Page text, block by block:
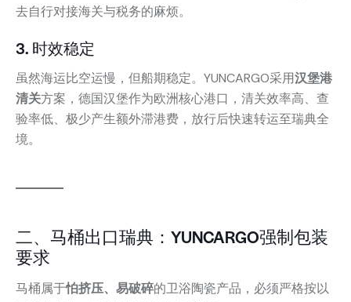
去自行对接海关与税务的麻烦。
3. 时效稳定
虽然海运比空运慢，但船期稳定。YUNCARGO采用汉堡港
清关方案，德国汉堡作为欧洲核心港口，清关效率高、查
验率低、极少产生额外滞港费，放行后快速转运至瑞典全
境。
二、马桶出口瑞典：YUNCARGO强制包装
要求
马桶属于怕挤压、易破碎的卫浴陶瓷产品，必须严格按以